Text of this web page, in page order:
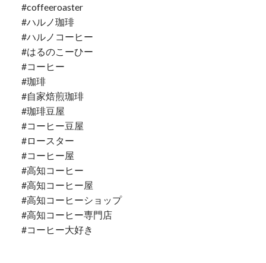
#coffeeroaster
#ハルノ珈琲
#ハルノコーヒー
#はるのこーひー
#コーヒー
#珈琲
#自家焙煎珈琲
#珈琲豆屋
#コーヒー豆屋
#ロースター
#コーヒー屋
#高知コーヒー
#高知コーヒー屋
#高知コーヒーショップ
#高知コーヒー専門店
#コーヒー大好き